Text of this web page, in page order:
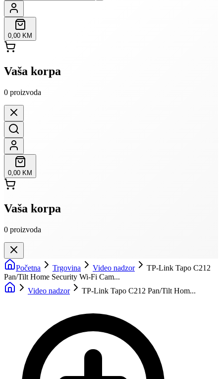
0,00 KM
Vaša korpa
0 proizvoda
0,00 KM
Vaša korpa
0 proizvoda
Početna Trgovina Video nadzor
TP-Link Tapo C212
Pan/Tilt Home Security Wi-Fi Cam...
Video nadzor
TP-Link Tapo C212 Pan/Tilt Hom...